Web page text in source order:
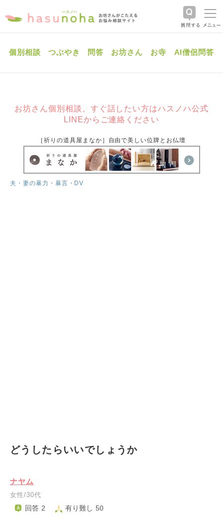
個別相談 つぶやき 問答 お坊さん お寺 AI僧侶問答
お坊さん個別相談。すぐ話したい方はハスノハ公式
LINEからご連絡ください
［祈りの道具屋まなか］自由で美しい位牌とお仏壇
夫・妻の暴力・暴言・DV
どうしたらいいでしょうか
ナヤム
女性/30代
回答 2 有り難し 50